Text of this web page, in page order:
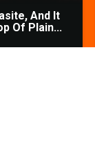
And It
Of Plain...